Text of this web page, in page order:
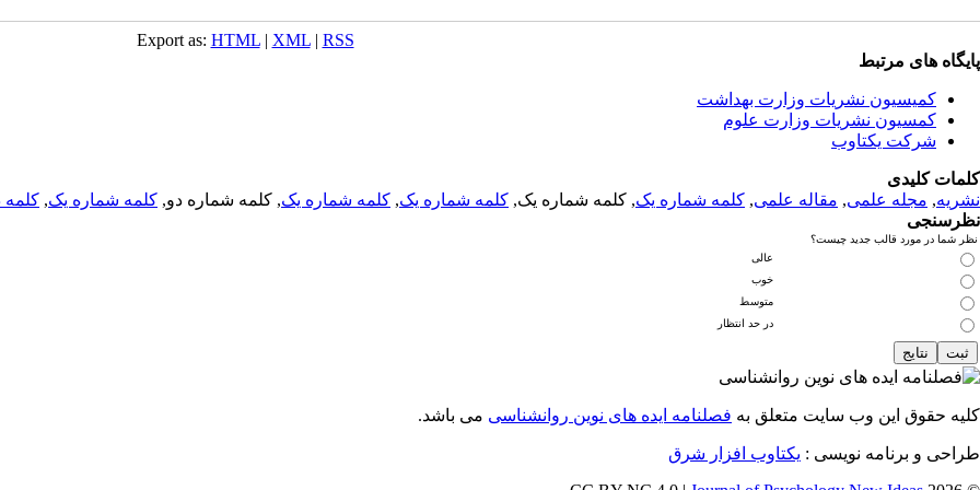
Export as: HTML| XML| RSS
پایگاه های مرتبط
کمیسیون نشریات وزارت بهداشت
کمسیون نشریات وزارت علوم
شرکت یکتاوب
کلمات کلیدی
نشریه, مجله علمی, مقاله علمی, کلمه شماره یک, کلمه شماره یک, کلمه شماره یک, کلمه شماره یک, کلمه شماره دو, کلمه شماره یک, کلمه
نظرسنجی
نظر شما در مورد قالب جدید چیست؟
عالی
خوب
متوسط
در حد انتظار
کلیه حقوق این وب سایت متعلق به فصلنامه ایده های نوین روانشناسی می باشد.
طراحی و برنامه نویسی : یکتاوب افزار شرق